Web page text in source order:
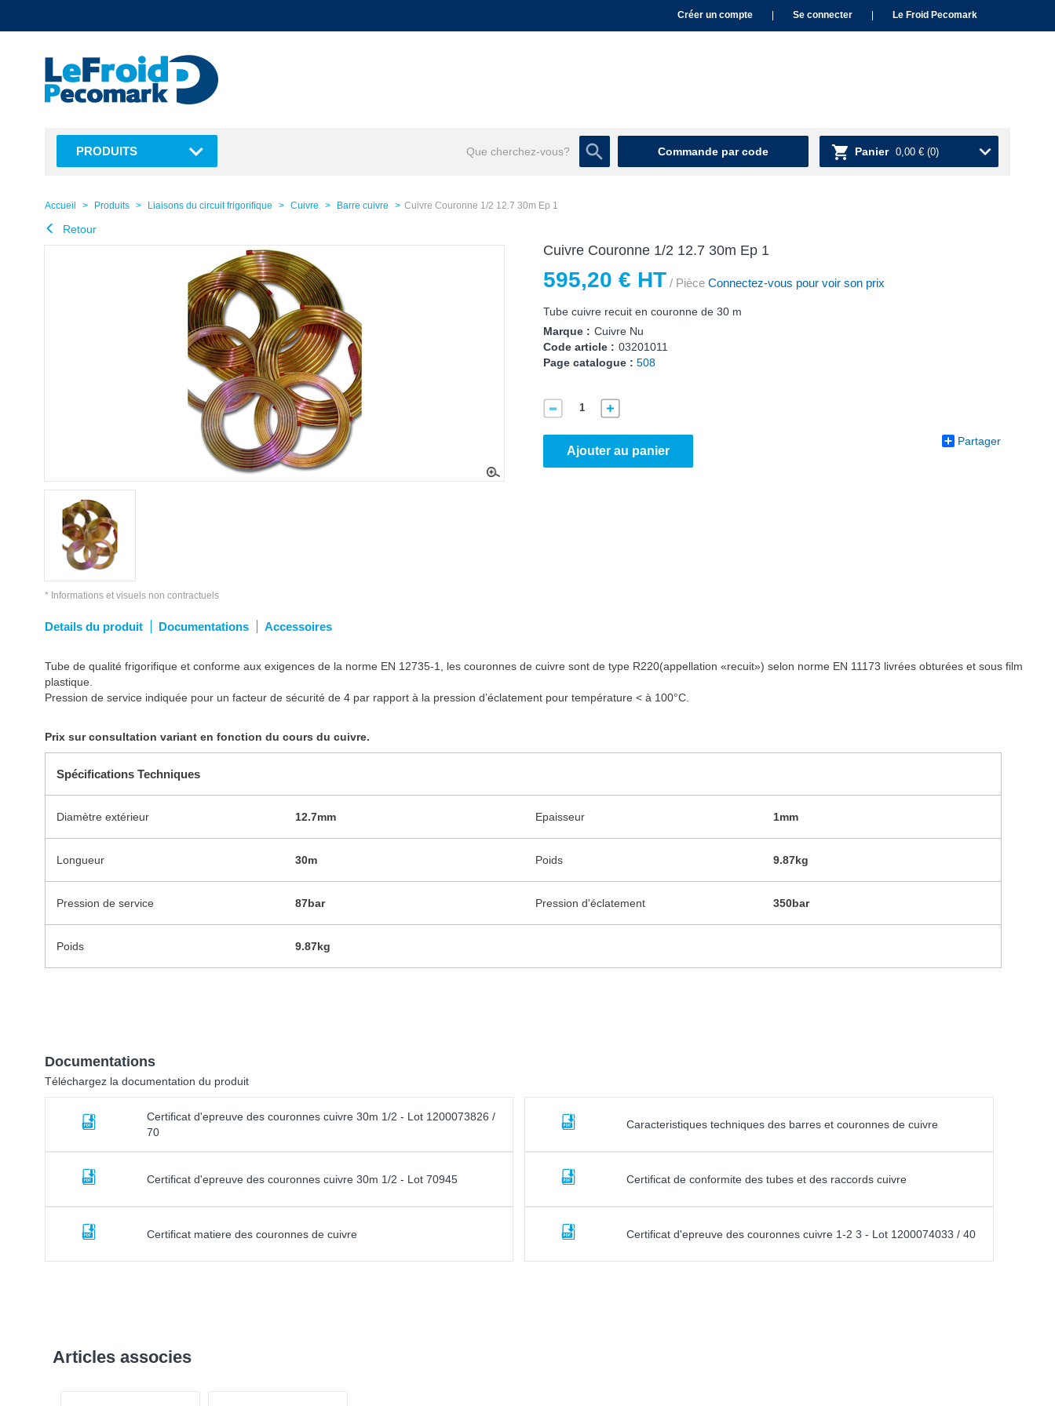
Créer un compte Se connecter Le Froid Pecomark
Commande par code Panier 0,00 € (0)
PRODUITS
Accueil Produits Liaisons du circuit frigorifique Cuivre Barre cuivre Cuivre Couronne 1/2 12.7 30m Ep 1
Retour
* Informations et visuels non contractuels
Details du produit Documentations Accessoires
Cuivre Couronne 1/2 12.7 30m Ep 1
595,20 € HT / Pièce Connectez-vous pour voir son prix
Tube cuivre recuit en couronne de 30 m
Marque : Cuivre Nu
Code article : 03201011
Page catalogue : 508
Ajouter au panier
Partager
Tube de qualité frigorifique et conforme aux exigences de la norme EN 12735-1, les couronnes de cuivre sont de type R220(appellation «recuit») selon norme EN 11173 livrées obturées et sous film
plastique.
Pression de service indiquée pour un facteur de sécurité de 4 par rapport à la pression d’éclatement pour température < à 100°C.
Prix sur consultation variant en fonction du cours du cuivre.
Spécifications Techniques
Diamètre extérieur 12.7mm Epaisseur 1mm
Longueur 30m Poids 9.87kg
Pression de service 87bar Pression d'éclatement 350bar
Poids 9.87kg
Documentations
Téléchargez la documentation du produit
Certificat d'epreuve des couronnes cuivre 30m 1/2 - Lot 1200073826 /
70
Caracteristiques techniques des barres et couronnes de cuivre
Certificat d'epreuve des couronnes cuivre 30m 1/2 - Lot 70945 Certificat de conformite des tubes et des raccords cuivre
Certificat matiere des couronnes de cuivre Certificat d'epreuve des couronnes cuivre 1-2 3 - Lot 1200074033 / 40
Articles associes